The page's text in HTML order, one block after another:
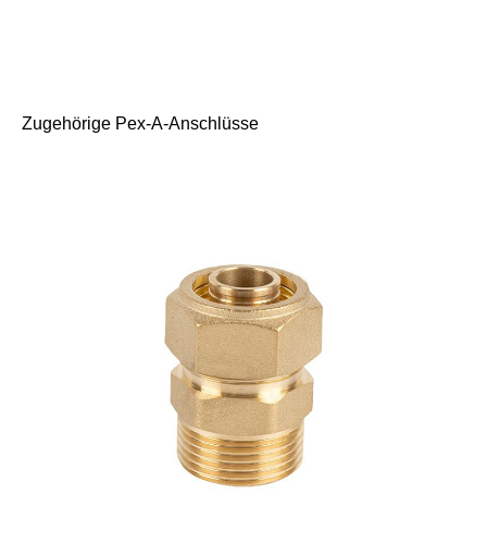
Zugehörige Pex-A-Anschlüsse